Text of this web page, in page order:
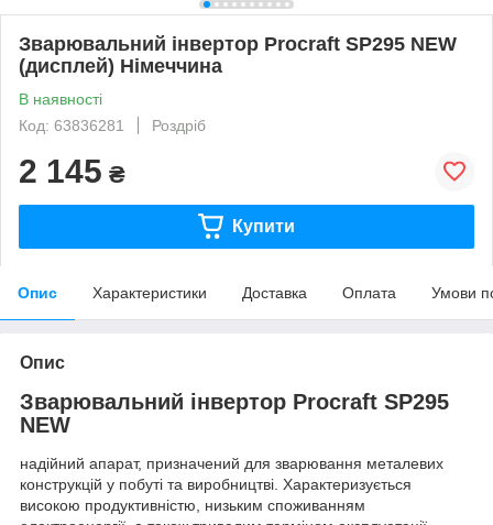
Зварювальний інвертор Procraft SP295 NEW
(дисплей) Німеччина
В наявності
Код: 63836281
Роздріб
2 145 ₴
Купити
Опис Характеристики Доставка Оплата Умови
Опис
Зварювальний інвертор Procraft SP295
NEW
надійний апарат, призначений для зварювання металевих
конструкцій у побуті та виробництві. Характеризується
високою продуктивністю, низьким споживанням